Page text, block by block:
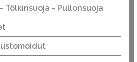
Tölkinsuoja - Pullonsuoja